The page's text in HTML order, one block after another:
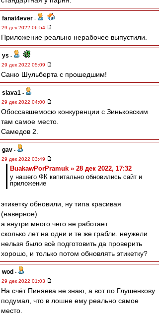
fanat4ever -
29 дек 2022 06:54
Приложение реально нерабочее выпустили.
ys -
29 дек 2022 05:09
Саню Шульберта с прошедшим!
slava1 -
29 дек 2022 04:00
Обоссавшемосю конкуренции с Зиньковским
там самое место.
Самедов 2.
gav -
29 дек 2022 03:49
BuakawPorPramuk » 28 дек 2022, 17:32
у нашего ФК капитально обновились сайт и
приложение
этикетку обновили, ну типа красивая
(наверное)
а внутри много чего не работает
сколько лет на одни и те же грабли. неужели
нельзя было всё подготовить да проверить
хорошо, и только потом обновлять этикетку?
wod -
29 дек 2022 01:03
На счёт Пиняева не знаю, а вот по Глушенкову
подумал, что в лошне ему реально самое
место.